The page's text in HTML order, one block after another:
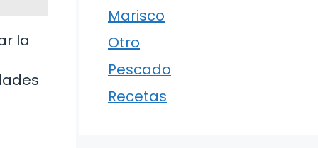
la
Marisco
Otro
Pescado
Recetas